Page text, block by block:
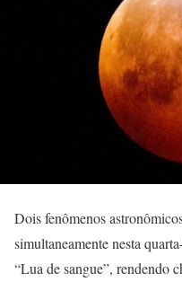
Dois fenômenos
simultaneamente nesta
“Lua de sangue”, rendendo